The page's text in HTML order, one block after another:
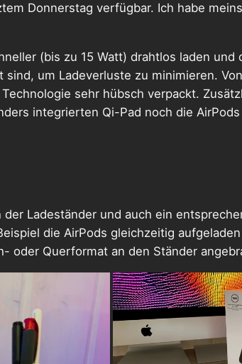
Donnerstag verfügbar. Ich habe
(bis zu 15 Watt) drahtlos laden
um Ladeverluste zu minimieren.
sehr hübsch verpackt.
integrierten Qi-Pad noch die
Ladeständer und auch ein
die AirPods gleichzeitig
oder Querformat an den Ständer